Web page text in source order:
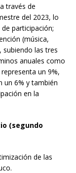
través de
del 2023, lo
participación;
(música,
subiendo las tres
anuales como
un 9%,
un 6% y también
en la
(segundo
de las